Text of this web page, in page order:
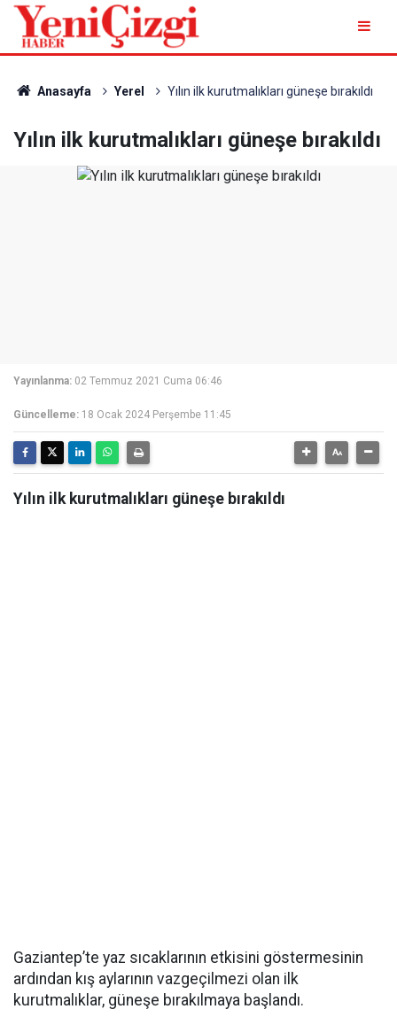
Anasayfa Yerel Yılın ilk kurutmalıkları güneşe bırakıldı
Yılın ilk kurutmalıkları güneşe bırakıldı
Yayınlanma: 02 Temmuz 2021 Cuma 06:46
Güncelleme: 18 Ocak 2024 Perşembe 11:45
Yılın ilk kurutmalıkları güneşe bırakıldı
Gaziantep’te yaz sıcaklarının etkisini göstermesinin
ardından kış aylarının vazgeçilmezi olan ilk
kurutmalıklar, güneşe bırakılmaya başlandı.